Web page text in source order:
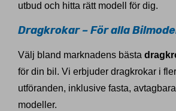
utbud och hitta rätt modell för dig.
Dragkrokar – För alla
Välj bland marknadens bästa
för din bil. Vi erbjuder dragkrokar i
utföranden, inklusive fasta,
modeller.